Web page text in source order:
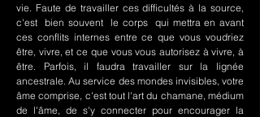
vie. Faute de travailler ces difficultés à la source,
c'est bien souvent le corps qui mettra en avant
ces conflits internes entre ce que vous voudriez
être, vivre, et ce que vous vous autorisez à vivre, à
être. Parfois, il faudra travailler sur la lignée
ancestrale. Au service des mondes invisibles, votre
âme comprise, c'est tout l'art du chamane, médium
de l'âme, de s'y connecter pour encourager la